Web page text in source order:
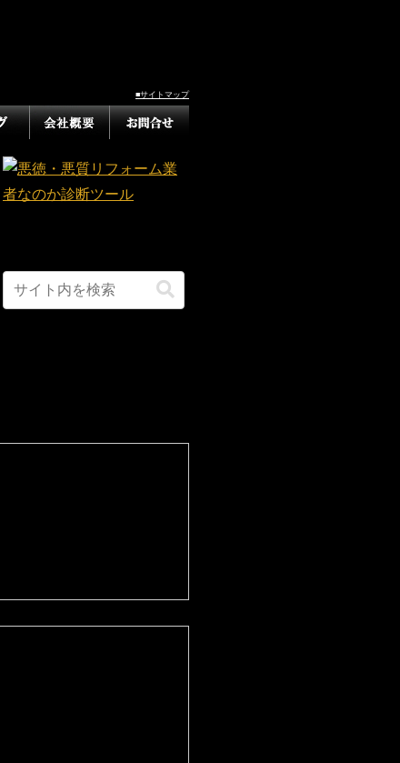
■サイトマップ